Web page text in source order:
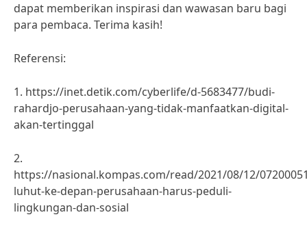
dapat memberikan inspirasi dan wawasan baru bagi
para pembaca. Terima kasih!
Referensi:
1. https://inet.detik.com/cyberlife/d-5683477/budi-
rahardjo-perusahaan-yang-tidak-manfaatkan-digital-
akan-tertinggal
2.
https://nasional.kompas.com/read/2021/08/12/
luhut-ke-depan-perusahaan-harus-peduli-
lingkungan-dan-sosial